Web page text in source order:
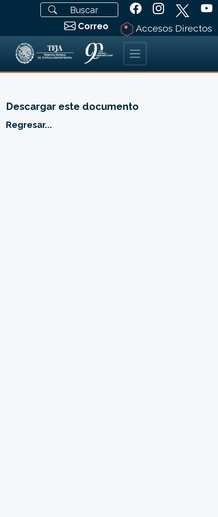
Correo Accesos Directos
Descargar este documento
Regresar...